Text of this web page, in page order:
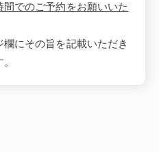
でのご予約をお願いいた
にその旨を記載いただき